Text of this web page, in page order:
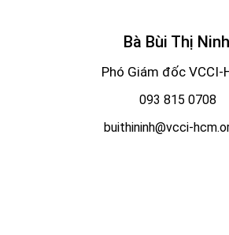
Bà Bùi Thị Ninh
Phó Giám đốc VCCI-
093 815 0708
buithininh@vcci-